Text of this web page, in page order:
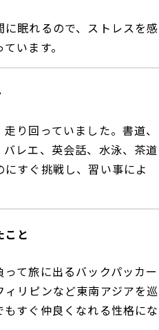
に眠れるので、ストレスを感
います。
り回っていました。書道、
バレエ、英会話、水泳、茶道
すぐ挑戦し、習い事によ
こと
て旅に出るバックパッカー
リピンなど東南アジアを巡
すぐ仲良くなれる性格にな